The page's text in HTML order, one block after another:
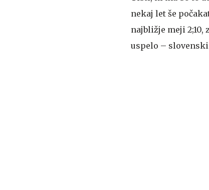
nekaj let še
najbližje meji
uspelo – slovenski